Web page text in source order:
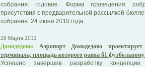
собрания: годовое. Форма проведения:
присутствия с предварительной рассылкой
собрания: 24 июня 2010 года. ...
26 Марта 2012
Домодедово:
Аэропорт Домодедово
терминала, площадь которого равна 61
Успешно завершив разработку концепции